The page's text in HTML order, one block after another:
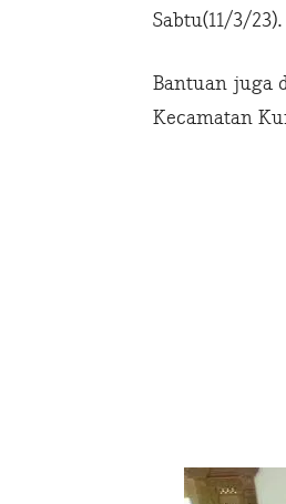
Sabtu(11/3/23).
Bantuan juga
Kecamatan